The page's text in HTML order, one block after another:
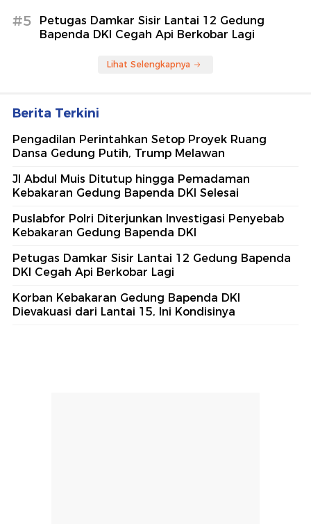
#5
Petugas Damkar Sisir Lantai 12 Gedung
Bapenda DKI Cegah Api Berkobar Lagi
Lihat Selengkapnya
Berita Terkini
Pengadilan Perintahkan Setop Proyek Ruang
Dansa Gedung Putih, Trump Melawan
Jl Abdul Muis Ditutup hingga Pemadaman
Kebakaran Gedung Bapenda DKI Selesai
Puslabfor Polri Diterjunkan Investigasi Penyebab
Kebakaran Gedung Bapenda DKI
Petugas Damkar Sisir Lantai 12 Gedung Bapenda
DKI Cegah Api Berkobar Lagi
Korban Kebakaran Gedung Bapenda DKI
Dievakuasi dari Lantai 15, Ini Kondisinya